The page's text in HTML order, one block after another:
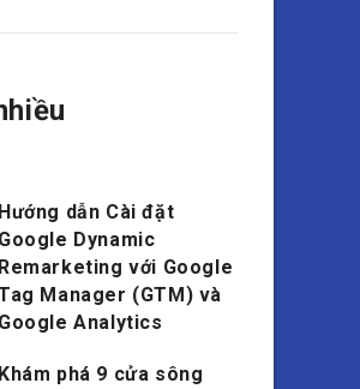
Hướng dẫn Cài đặt
Google Dynamic
Remarketing với Google
Manager (GTM) và
Google Analytics
Khám phá 9 cửa sông